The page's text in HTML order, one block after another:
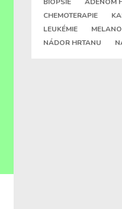
CHEMOTERAPIE
LEUKÉMIE
NÁDOR HRTANU